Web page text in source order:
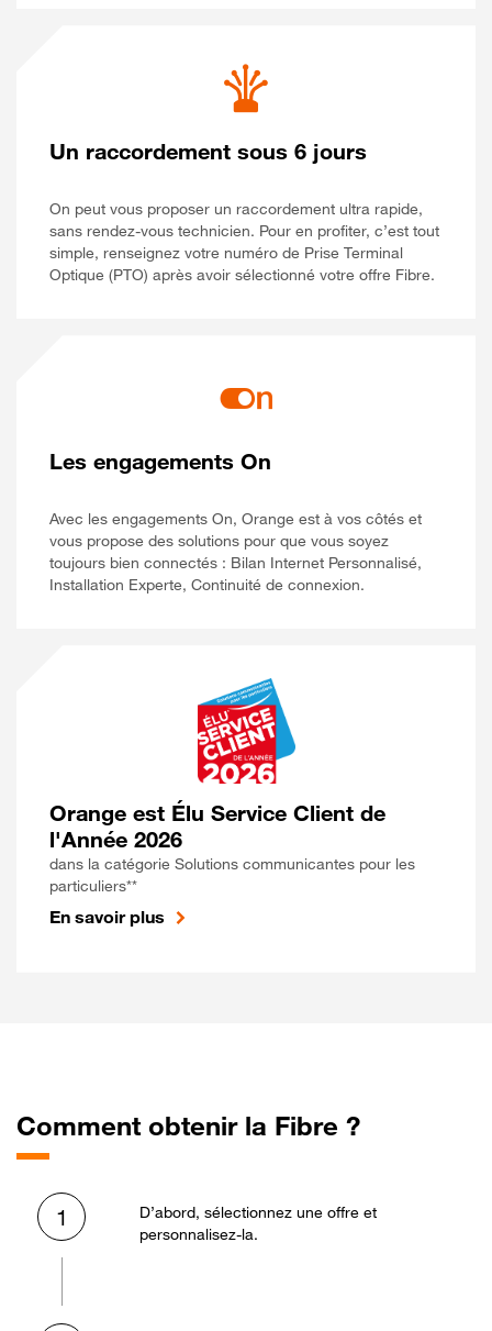
Un raccordement sous 6 jours
On peut vous proposer un raccordement ultra rapide,
sans rendez-vous technicien. Pour en profiter, c’est tout
simple, renseignez votre numéro de Prise Terminal
Optique (PTO) après avoir sélectionné votre offre Fibre.
Les engagements On
Avec les engagements On, Orange est à vos côtés et
vous propose des solutions pour que vous soyez
toujours bien connectés : Bilan Internet Personnalisé,
Installation Experte, Continuité de connexion.
Orange est Élu Service Client de
l'Année 2026
dans la catégorie Solutions communicantes pour les
particuliers**
En savoir plus
Comment obtenir la Fibre ?
1
D’abord, sélectionnez une offre et
personnalisez-la.